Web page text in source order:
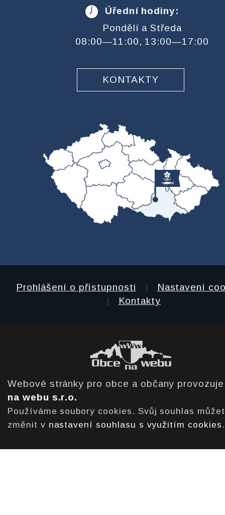
Úřední hodiny:
Pondělí a Středa
08:00—11:00, 13:00—17:00
KONTAKTY
Prohlášení o přístupnosti |
Nastavení
|
Kontakty
Webové stránky pro obce a občany
na webu s.r.o.
Používáme soubory cookies. Svůj souhlas
změnit v nastavení souhlasu s využitím cookies .